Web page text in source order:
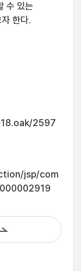
수 있는
한다.
2597
jsp/com